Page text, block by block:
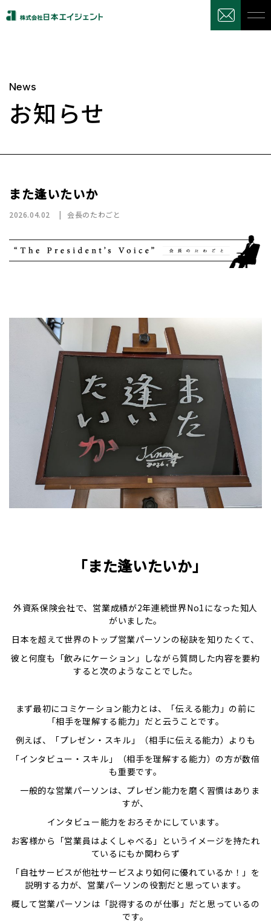
News
お知らせ
また逢いたいか
2026.04.02 会長のたわごと
「また逢いたいか」
外資系保険会社で、営業成績が2年連続世界No1になった知人
がいました。
日本を超えて世界のトップ営業パーソンの秘訣を知りたくて、
彼と何度も「飲みにケーション」しながら質問した内容を要約
すると次のようなことでした。
まず最初にコミケーション能力とは、「伝える能力」の前に
「相手を理解する能力」だと云うことです。
例えば、「プレゼン・スキル」（相手に伝える能力）よりも
「インタビュー・スキル」（相手を理解する能力）の方が数倍
も重要です。
一般的な営業パーソンは、プレゼン能力を磨く習慣はありま
すが、
インタビュー能力をおろそかにしています。
お客様から「営業員はよくしゃべる」というイメージを持たれ
ているにもか関わらず
「自社サービスが他社サービスより如何に優れているか！」を
説明する力が、営業パーソンの役割だと思っています。
概して営業パーソンは「説得するのが仕事」だと思っているの
です。